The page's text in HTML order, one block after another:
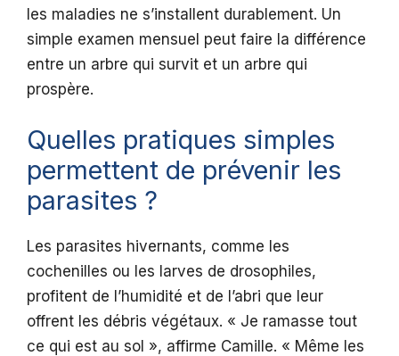
les maladies ne s’installent durablement. Un
simple examen mensuel peut faire la différence
entre un arbre qui survit et un arbre qui
prospère.
Quelles pratiques simples
permettent de prévenir les
parasites ?
Les parasites hivernants, comme les
cochenilles ou les larves de drosophiles,
profitent de l’humidité et de l’abri que leur
offrent les débris végétaux. « Je ramasse tout
ce qui est au sol », affirme Camille. « Même les